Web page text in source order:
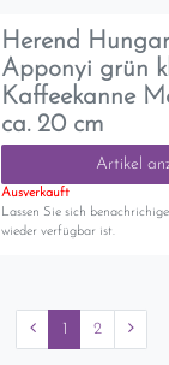
Herend
Apponyi grün
Kaffeekanne
ca. 20 cm
Artikel
Ausverkauft
Lassen Sie sich
wieder verfügbar ist.
1 2